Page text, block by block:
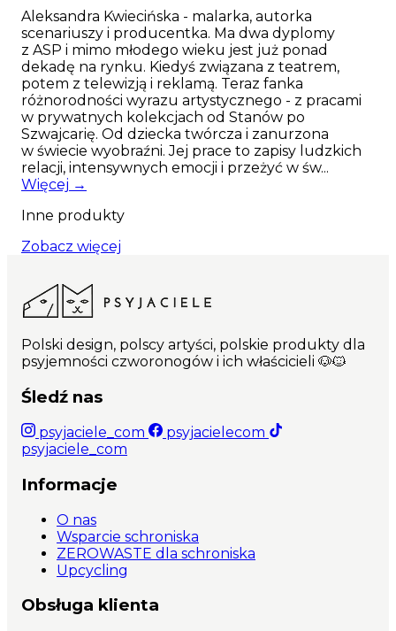
Aleksandra Kwiecińska - malarka, autorka
scenariuszy i producentka. Ma dwa dyplomy
z ASP i mimo młodego wieku jest już ponad
dekadę na rynku. Kiedyś związana z teatrem,
potem z telewizją i reklamą. Teraz fanka
różnorodności wyrazu artystycznego - z pracami
w prywatnych kolekcjach od Stanów po
Szwajcarię. Od dziecka twórcza i zanurzona
w świecie wyobraźni. Jej prace to zapisy ludzkich
relacji, intensywnych emocji i przeżyć w św...
Więcej →
Inne produkty
Zobacz więcej
Polski design, polscy artyści, polskie produkty dla
psyjemności czworonogów i ich właścicieli 🐶🐱
Śledź nas
psyjaciele_com
psyjacielecom
psyjaciele_com
Informacje
O nas
Wsparcie schroniska
ZEROWASTE dla schroniska
Upcycling
Obsługa klienta